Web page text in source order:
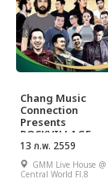
Chang Music
Connection
Presents
ROCKVILLAGE
13 ก.พ. 2559
GMM Live House @
Central World Fl.8